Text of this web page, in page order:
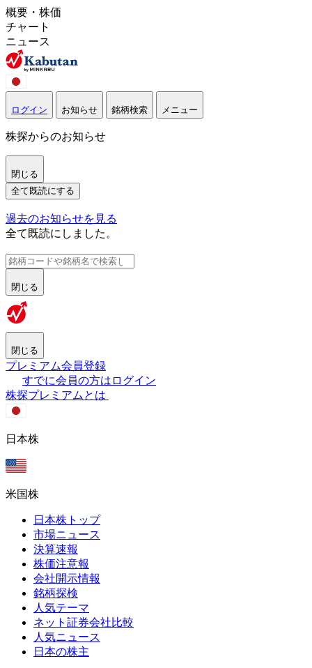
概要・株価
チャート
ニュース
ログイン お知らせ 銘柄検索 メニュー
株探からのお知らせ
閉じる
全て既読にする
過去のお知らせを見る
全て既読にしました。
閉じる
閉じる
プレミアム会員登録
すでに会員の方はログイン
株探プレミアムとは
日本株
米国株
日本株トップ
市場ニュース
決算速報
株価注意報
会社開示情報
銘柄探検
人気テーマ
ネット証券会社比較
人気ニュース
日本の株主